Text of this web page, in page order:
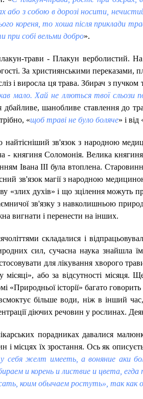
з собою в дорозі носити,
кореня, то хоша після приклади
при собі вельми добро».
трави - Плакун верболистий.
За християнськими переказами,
і виросла ця трава. Збирач з
мало. Хай не ллються твої
дбайливе, шанобливе ставлення до
«щоб траві не було боляче» і від
найтісніший зв'язок з народною
- княгиня Соломонія. Велика
Івана III була втоплена.
зв'язок магії з народною
«злих духів» і що зцілення
зв'язку з навколишньою
вигнати і перенести на інших.
складалися і
сил, сучасна наука знайшла їм
для лікування хворого
місяці», або за відсутності місяця.
«Природньої історії» багато
більше води, ніж в інший
діючих речовин у рослинах.
порадниках давалися
і місцях їх зростання. Ось як
себя желт имееть, а воняние аки
и корень и листвие и цвета,
коим обычаем ростуть», так как